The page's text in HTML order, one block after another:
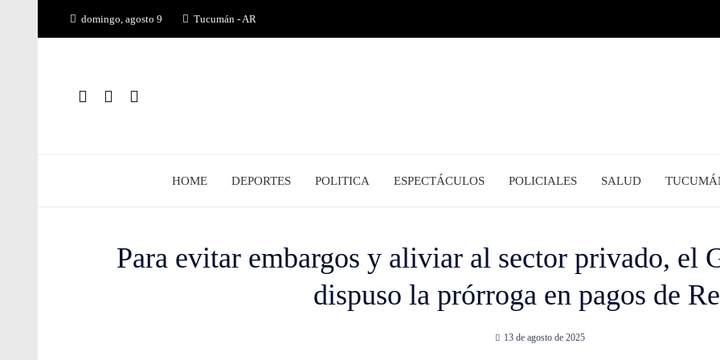
domingo, agosto 9 Tucumán - AR
HOME DEPORTES POLITICA ESPECTÁCULOS POLICIALES SALUD
Para evitar embargos y aliviar al sector privado, el
dispuso la prórroga en pagos de
13 de agosto de 2025